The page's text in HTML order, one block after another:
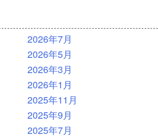
2026年7月
2026年5月
2026年3月
2026年1月
2025年11月
2025年9月
2025年7月